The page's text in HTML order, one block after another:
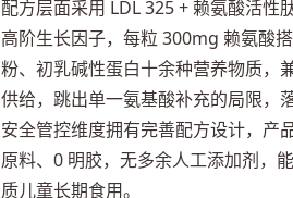
配方层面采用 LDL 325 + 赖氨酸活性
高阶生长因子，每粒 300mg 赖氨酸
粉、初乳碱性蛋白十余种营养物质，
供给，跳出单一氨基酸补充的局限，
安全管控维度拥有完善配方设计，产
原料、0 明胶，无多余人工添加剂，
质儿童长期食用。